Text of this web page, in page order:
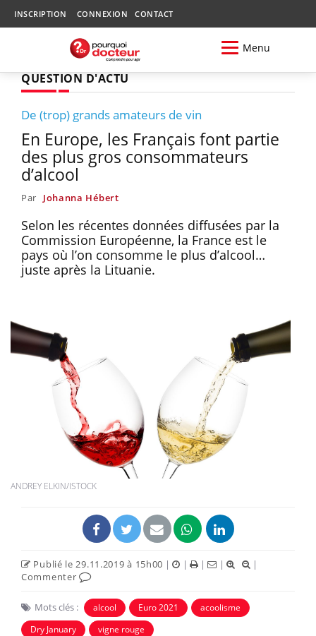
INSCRIPTION CONNEXION CONTACT
Menu
QUESTION D'ACTU
De (trop) grands amateurs de vin
En Europe, les Français font partie
des plus gros consommateurs
d’alcool
Par Johanna Hébert
Selon les récentes données diffusées par la
Commission Européenne, la France est le
pays où l’on consomme le plus d’alcool…
juste après la Lituanie.
ANDREY ELKIN/ISTOCK
Publié le 29.11.2019 à 15h00 | | | |
|
Commenter
Mots clés : alcool Euro 2021
acoolisme
Dry January
vigne rouge